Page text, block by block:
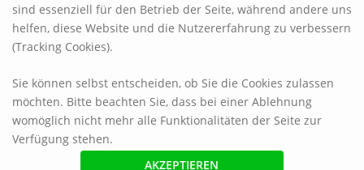
ARCHIV
© 2017 blickpunkt-sh.com
sind essenziell für den Betrieb der Seite, während andere uns
helfen, diese Website und die Nutzererfahrung zu verbessern
(Tracking Cookies).
Sie können selbst entscheiden, ob Sie die Cookies zulassen
möchten. Bitte beachten Sie, dass bei einer Ablehnung
womöglich nicht mehr alle Funktionalitäten der Seite zur
Verfügung stehen.